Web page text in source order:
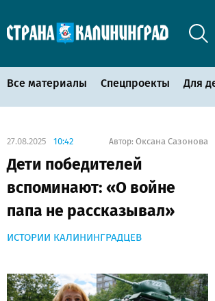
Все материалы Спецпроекты Для
27.08.2025 10:42 Автор: Оксана Сазонова
Дети победителей
вспоминают: «О войне
папа не рассказывал»
ИСТОРИИ КАЛИНИНГРАДЦЕВ